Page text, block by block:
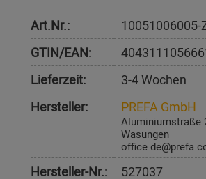
Art.Nr.:
10051006005-
GTIN/EAN:
Lieferzeit:
3-4 Wochen
Hersteller:
PREFA GmbH
Aluminiumstraße
Wasungen
Hersteller-Nr.: 527037